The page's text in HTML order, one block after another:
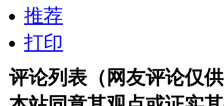
推荐
打印
评论列表（网友评论仅